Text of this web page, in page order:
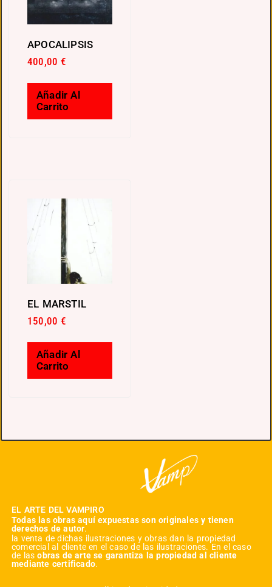
APOCALIPSIS
400,00€
Añadir Al
Carrito
EL MARSTIL
150,00€
Añadir Al
Carrito
EL ARTE DEL VAMPIRO
Todas las obras aquí expuestas son originales y tienen
derechos de autor.
la venta de dichas ilustraciones y obras dan la propiedad
comercial al cliente en el caso de las ilustraciones. En el caso
de lasobras de arte se garantiza la propiedad al cliente
mediante certificado.